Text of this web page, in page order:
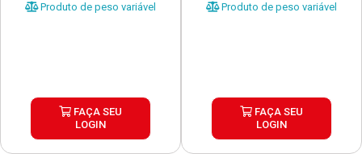
Produto de peso variável
FAÇA SEU
LOGIN
Produto de peso variável
FAÇA SEU
LOGIN